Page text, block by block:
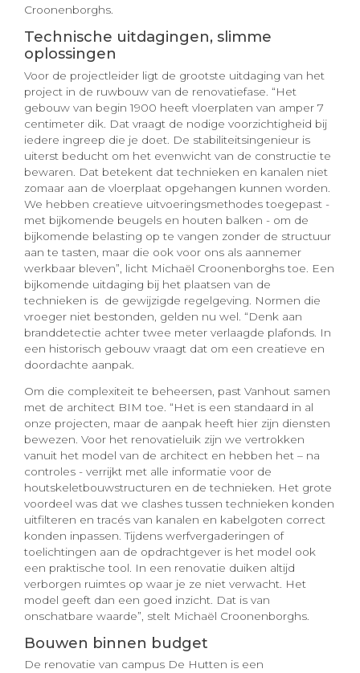
Croonenborghs.
Technische uitdagingen, slimme
oplossingen
Voor de projectleider ligt de grootste uitdaging van het
project in de ruwbouw van de renovatiefase. “Het
gebouw van begin 1900 heeft vloerplaten van amper 7
centimeter dik. Dat vraagt de nodige voorzichtigheid bij
iedere ingreep die je doet. De stabiliteitsingenieur is
uiterst beducht om het evenwicht van de constructie te
bewaren. Dat betekent dat technieken en kanalen niet
zomaar aan de vloerplaat opgehangen kunnen worden.
We hebben creatieve uitvoeringsmethodes toegepast -
met bijkomende beugels en houten balken - om de
bijkomende belasting op te vangen zonder de structuur
aan te tasten, maar die ook voor ons als aannemer
werkbaar bleven”, licht Michaël Croonenborghs toe. Een
bijkomende uitdaging bij het plaatsen van de
technieken is de gewijzigde regelgeving. Normen die
vroeger niet bestonden, gelden nu wel. “Denk aan
branddetectie achter twee meter verlaagde plafonds. In
een historisch gebouw vraagt dat om een creatieve en
doordachte aanpak.
Om die complexiteit te beheersen, past Vanhout samen
met de architect BIM toe. “Het is een standaard in al
onze projecten, maar de aanpak heeft hier zijn diensten
bewezen. Voor het renovatieluik zijn we vertrokken
vanuit het model van de architect en hebben het – na
controles - verrijkt met alle informatie voor de
houtskeletbouwstructuren en de technieken. Het grote
voordeel was dat we clashes tussen technieken konden
uitfilteren en tracés van kanalen en kabelgoten correct
konden inpassen. Tijdens werfvergaderingen of
toelichtingen aan de opdrachtgever is het model ook
een praktische tool. In een renovatie duiken altijd
verborgen ruimtes op waar je ze niet verwacht. Het
model geeft dan een goed inzicht. Dat is van
onschatbare waarde”, stelt Michaël Croonenborghs.
Bouwen binnen budget
De renovatie van campus De Hutten is een